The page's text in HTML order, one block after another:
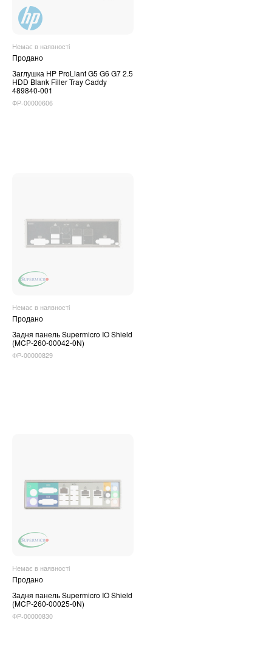
Немає в наявності
Продано
Заглушка HP ProLiant G5 G6 G7 2.5
HDD Blank Filler Tray Caddy
489840-001
ФР-00000606
Немає в наявності
Продано
Задня панель Supermicro IO Shield
(MCP-260-00042-0N)
ФР-00000829
Немає в наявності
Продано
Задня панель Supermicro IO Shield
(MCP-260-00025-0N)
ФР-00000830